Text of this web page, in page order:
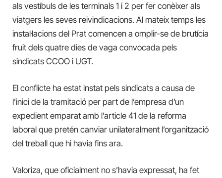
als vestíbuls de les terminals 1 i 2 per fer conèixer als
viatgers les seves reivindicacions. Al mateix temps les
instal·lacions del Prat comencen a omplir-se de brutícia
fruit dels quatre dies de vaga convocada pels
sindicats CCOO i UGT.
El conflicte ha estat instat pels sindicats a causa de
l’inici de la tramitació per part de l’empresa d’un
expedient emparat amb l’article 41 de la reforma
laboral que pretén canviar unilateralment l’organització
del treball que hi havia fins ara.
Valoriza, que oficialment no s’havia expressat, ha fet